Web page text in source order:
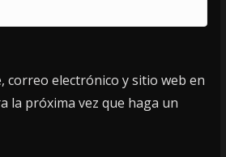
correo electrónico y sitio web en
la próxima vez que haga un